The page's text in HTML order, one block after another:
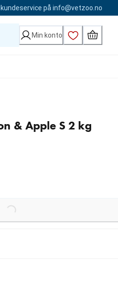
på info@vetzoo.no
Min konto
& Apple S 2 kg
Loading...